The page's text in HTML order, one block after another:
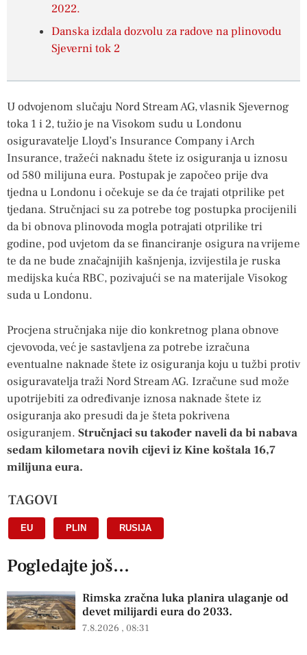
2022.
Danska izdala dozvolu za radove na plinovodu
Sjeverni tok 2
U odvojenom slučaju Nord Stream AG, vlasnik Sjevernog
toka 1 i 2, tužio je na Visokom sudu u Londonu
osiguravatelje Lloyd’s Insurance Company i Arch
Insurance, tražeći naknadu štete iz osiguranja u iznosu
od 580 milijuna eura. Postupak je započeo prije dva
tjedna u Londonu i očekuje se da će trajati otprilike pet
tjedana. Stručnjaci su za potrebe tog postupka procijenili
da bi obnova plinovoda mogla potrajati otprilike tri
godine, pod uvjetom da se financiranje osigura na vrijeme
te da ne bude značajnijih kašnjenja, izvijestila je ruska
medijska kuća RBC, pozivajući se na materijale Visokog
suda u Londonu.
Procjena stručnjaka nije dio konkretnog plana obnove
cjevovoda, već je sastavljena za potrebe izračuna
eventualne naknade štete iz osiguranja koju u tužbi protiv
osiguravatelja traži Nord Stream AG. Izračune sud može
upotrijebiti za određivanje iznosa naknade štete iz
osiguranja ako presudi da je šteta pokrivena
osiguranjem. Stručnjaci su također naveli da bi nabava
sedam kilometara novih cijevi iz Kine koštala 16,7
milijuna eura.
TAGOVI
EU PLIN RUSIJA
Pogledajte još...
Rimska zračna luka planira ulaganje od
devet milijardi eura do 2033.
7.8.2026 08:31